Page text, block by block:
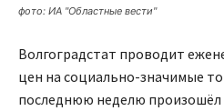
фото: ИА "Областные вести"
Волгоградстат проводит
цен на социально-значимые
последнюю неделю произошёл